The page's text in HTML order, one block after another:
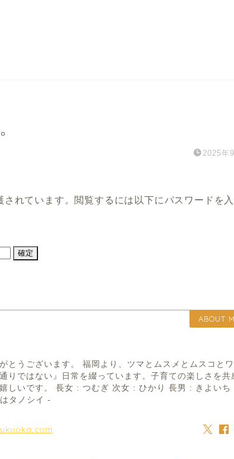
2025年
れています。閲覧するには以下にパスワードを
ABOUT
とうございます。 福岡より、ツマとムスメとムスコとワ
りではない』日常を綴っています。子育ての楽しさを共
しいです。 長女 : つむぎ 次女 : ひかり 長男 : きよいち
タノシイ -